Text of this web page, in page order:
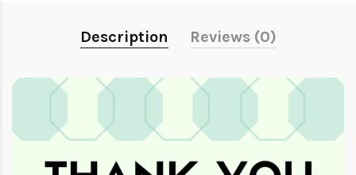
Description Reviews (0)